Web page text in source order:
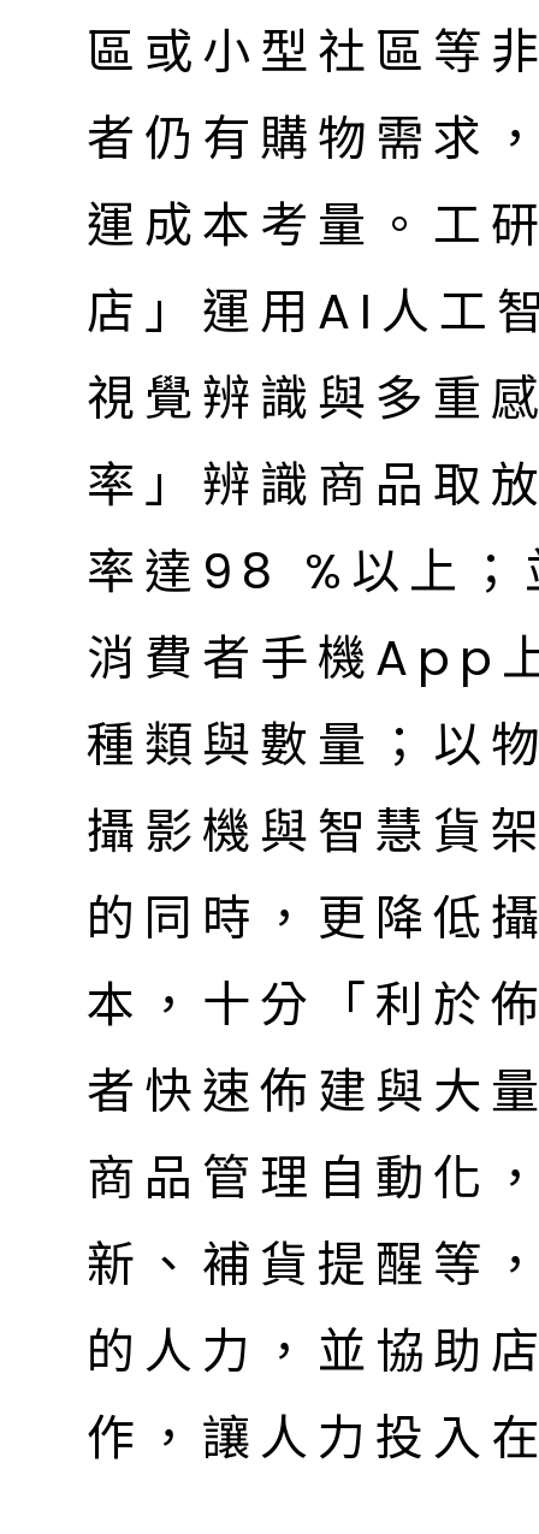
區或小型社區等
者仍有購物需求
運成本考量。工
店」運用AI人工
視覺辨識與多重
率」辨識商品取
率達98 %以上；
消費者手機App
種類與數量；以
攝影機與智慧貨
的同時，更降低
本，十分「利於
者快速佈建與大
商品管理自動化
新、補貨提醒等
的人力，並協助
作，讓人力投入